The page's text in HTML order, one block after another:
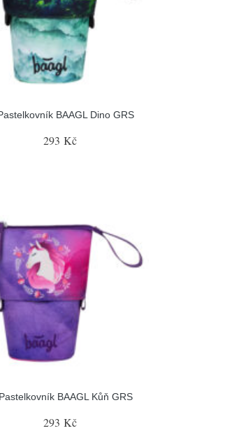
BAAGL Dino GRS
293 Kč
Pastelkovník BAAGL Kůň GRS
293 Kč